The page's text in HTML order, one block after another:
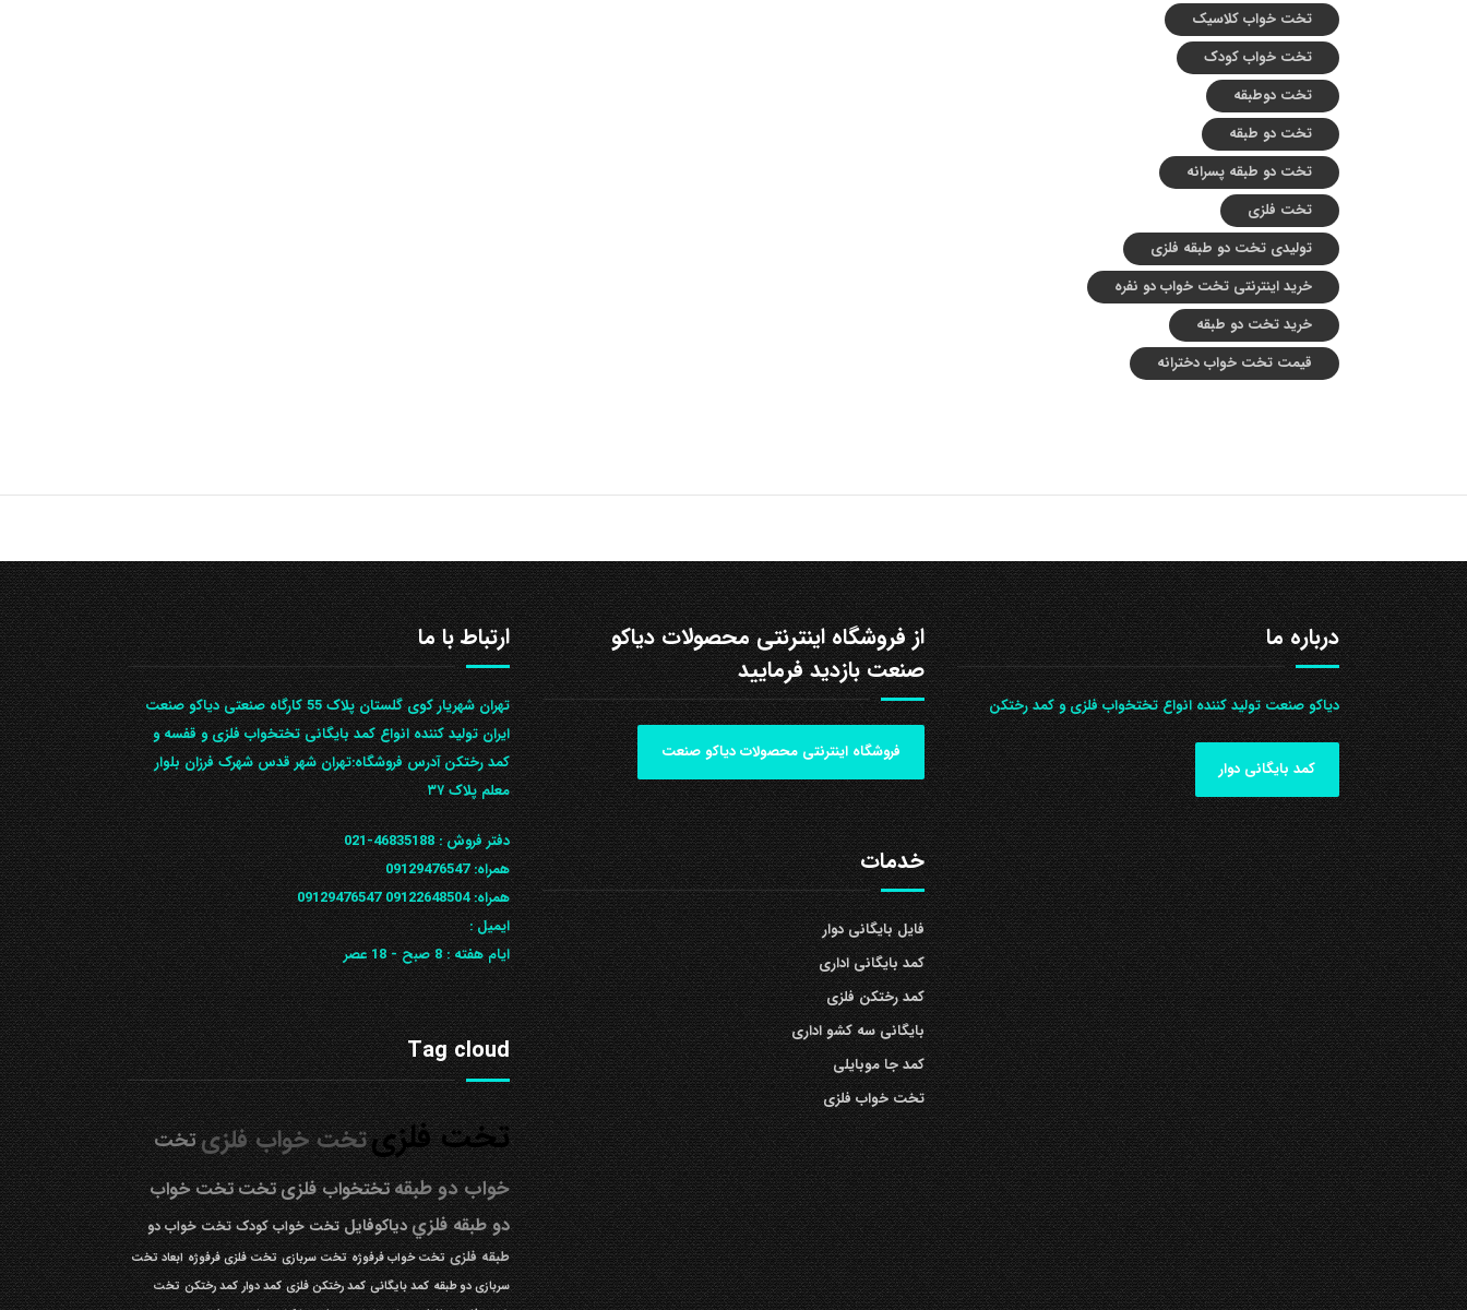
تخت خواب کلاسیک
تخت خواب کودک
تخت دوطبقه
تخت دو طبقه
تخت دو طبقه پسرانه
تخت فلزی
تولیدی تخت دو طبقه فلزی
خرید اینترنتی تخت خواب دو نفره
خرید تخت دو طبقه
قیمت تخت خواب دخترانه
درباره ما
دیاکو صنعت تولید کننده انواع تختخواب فلزی و کمد رختکن
کمد بایگانی دوار
از فروشگاه اینترنتی محصولات دیاکو
صنعت بازدید فرمایید
فروشگاه اینترنتی محصولات دیاکو صنعت
خدمات
فایل بایگانی دوار
کمد بایگانی اداری
کمد رختکن فلزی
بایگانی سه کشو اداری
کمد جا موبایلی
تخت خواب فلزی
ارتباط با ما
تهران شهریار کوی گلستان پلاک 55 کارگاه صنعتی دیاکو صنعت
ایران تولید کننده انواع کمد بایگانی تختخواب فلزی و قفسه و
کمد رختکن آدرس ف‍روشگاه:تهران شهر قدس شهرک فرزان بلوار
معلم پلاک ۳۷
دفتر فروش :46835188-021
همراه:09129476547
همراه: 09122648504
09129476547
ایمیل :
ایام هفته :8 صبح - 18 عصر
Tag cloud
تخت فلزیتخت خواب فلزیتخت
خواب دو طبقهتختخواب فلزیتختتخت خواب
دو طبقه فلزيدیاکوفایل تخت خواب کودک تخت خواب دو
طبقه فلزی تخت خواب فرفوژه تخت سربازی تخت فلزی فرفوژه ابعاد تخت
سربازی دو طبقه کمد بایگانی کمد رختکن فلزی کمد دوار کمد رختکن تخت